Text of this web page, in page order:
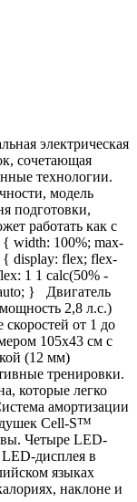
электрическая
сочетающая
технологии.
модель
подготовки,
работать как с
{ width: 100%; max-
display: flex; flex-
1 1 calc(50% -
} Двигатель
2,8 л.с.)
от 1 до
105х43 см с
(12 мм)
тренировки.
которые легко
амортизации
Cell-S™
Четыре LED-
дисплея в
языках
наклоне и